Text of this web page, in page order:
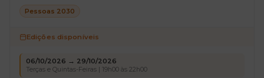
Pessoas 2030
Edições disponíveis
06/10/2026 → 29/10/2026
Terças e Quintas-Feiras | 19h00 às 22h00